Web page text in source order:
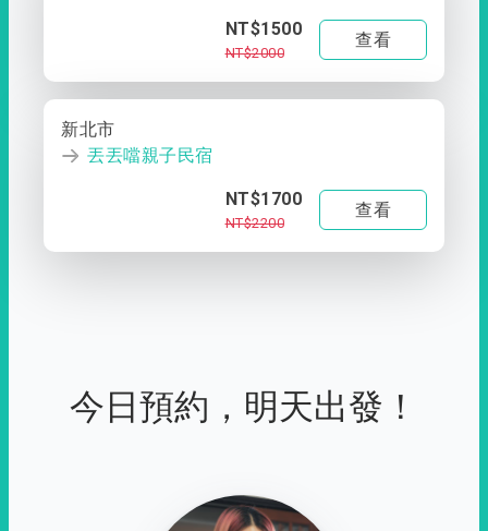
NT$1500
NT$2000
查看
新北市
丟丟噹親子民宿
NT$1700
NT$2200
查看
今日預約，明天出發！